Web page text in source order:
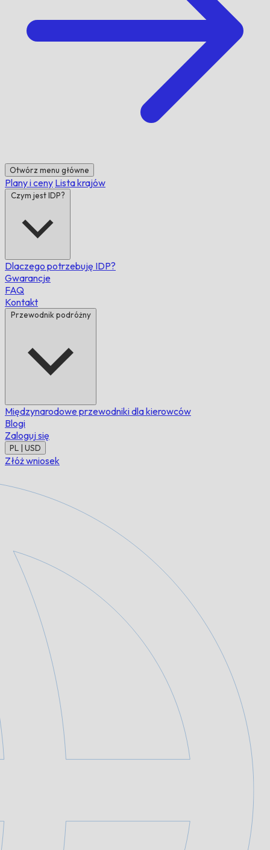
Otwórz menu główne
Plany i ceny Lista krajów
Czym jest IDP?
Dlaczego potrzebuję IDP?
Gwarancje
FAQ
Kontakt
Przewodnik podróżny
Międzynarodowe przewodniki dla kierowców
Blogi
Zaloguj się
PL | USD
Złóż wniosek